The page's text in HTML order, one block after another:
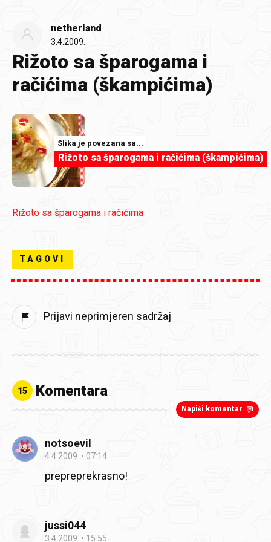
netherland
3.4.2009.
Rižoto sa šparogama i
račićima (škampićima)
Slika je povezana sa...
Rižoto sa šparogama i račićima (škampićima)
Rižoto sa šparogama i račićima
TAGOVI
Prijavi neprimjeren sadržaj
15 Komentara
Napiši komentar
notsoevil
4.4.2009. 07:14
prepreprekrasno!
jussi044
3.4.2009. 15:55